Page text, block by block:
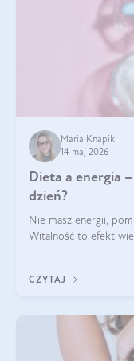
Maria Knapik
14 maj 2026
Dieta a energia
dzień?
Nie masz energii,
Witalność to efekt
CZYTAJ